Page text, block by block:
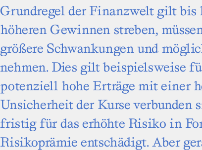
Grundregel der Finanzwelt gilt bis
höheren Gewinnen streben,
größere Schwankungen und
nehmen. Dies gilt beispielsweise
potenziell hohe Erträge mit einer
Unsicherheit der Kurse
fristig für das erhöhte Risiko in
Risiko­prämie entschädigt. Aber